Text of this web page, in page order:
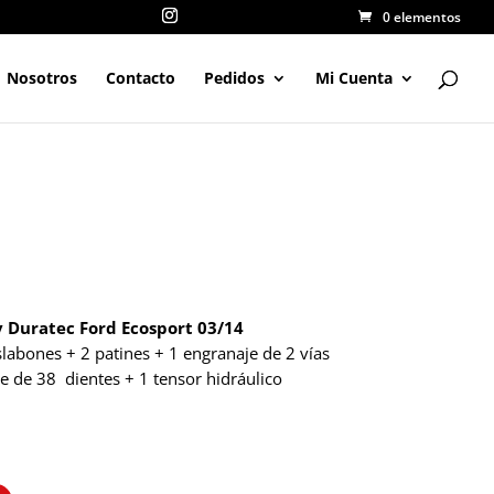
0 elementos
Nosotros Contacto Pedidos Mi Cuenta
Duratec Ford Ecosport 03/14
+ 2 patines + 1 engranaje de 2 vías
de 38 dientes + 1 tensor hidráulico